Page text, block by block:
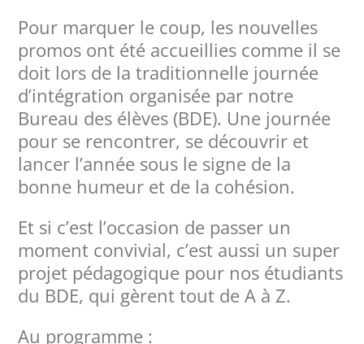
Pour marquer le coup, les nouvelles
promos ont été accueillies comme il se
doit lors de la traditionnelle journée
d’intégration organisée par notre
Bureau des élèves (BDE). Une journée
pour se rencontrer, se découvrir et
lancer l’année sous le signe de la
bonne humeur et de la cohésion.
Et si c’est l’occasion de passer un
moment convivial, c’est aussi un super
projet pédagogique pour nos étudiants
du BDE, qui gèrent tout de A à Z.
Au programme :